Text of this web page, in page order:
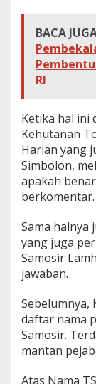
BACA
RI
Ketika hal ini
Kehutanan
Harian yang
Simbolon,
apakah
berkomentar.
Sama halnya
yang juga
Samosir
jawaban.
Sebelumnya,
daftar nama
Samosir.
mantan
Atas Nama